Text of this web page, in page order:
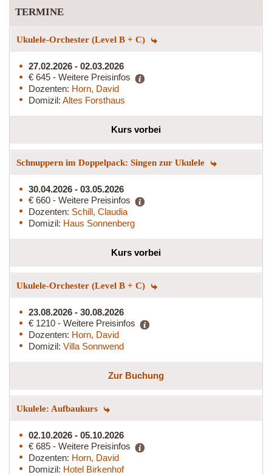
TERMINE
Ukulele-Orchester (Level B + C)
27.02.2026 - 02.03.2026
€ 645 - Weitere Preisinfos
Dozenten: Horn, David
Domizil: Altes Forsthaus
Kurs vorbei
Schnuppern im Doppelpack: Singen zur Ukulele
30.04.2026 - 03.05.2026
€ 660 - Weitere Preisinfos
Dozenten: Schill, Claudia
Domizil: Haus Sonnenberg
Kurs vorbei
Ukulele-Orchester (Level B + C)
23.08.2026 - 30.08.2026
€ 1210 - Weitere Preisinfos
Dozenten: Horn, David
Domizil: Villa Sonnwend
Zur Buchung
Ukulele: Aufbaukurs
02.10.2026 - 05.10.2026
€ 685 - Weitere Preisinfos
Dozenten: Horn, David
Domizil: Hotel Birkenhof